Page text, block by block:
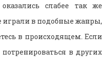
слабее так же
играли в подобные жанры,
в происходящем. Если
в других